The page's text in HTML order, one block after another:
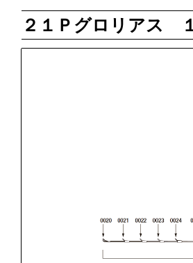
２１Ｐグロリアス